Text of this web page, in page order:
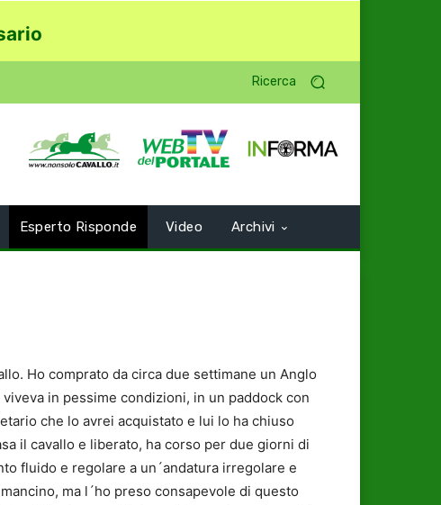
Ricerca
Esperto Risponde Video Archivi
Ho comprato da circa due settimane un Anglo
in pessime condizioni, in un paddock con
che lo avrei acquistato e lui lo ha chiuso
il cavallo e liberato, ha corso per due giorni di
fluido e regolare a un´andatura irregolare e
ma l´ho preso consapevole di questo